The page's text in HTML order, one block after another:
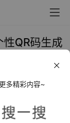
QR码生成
码生成器，拥
多精彩内容~